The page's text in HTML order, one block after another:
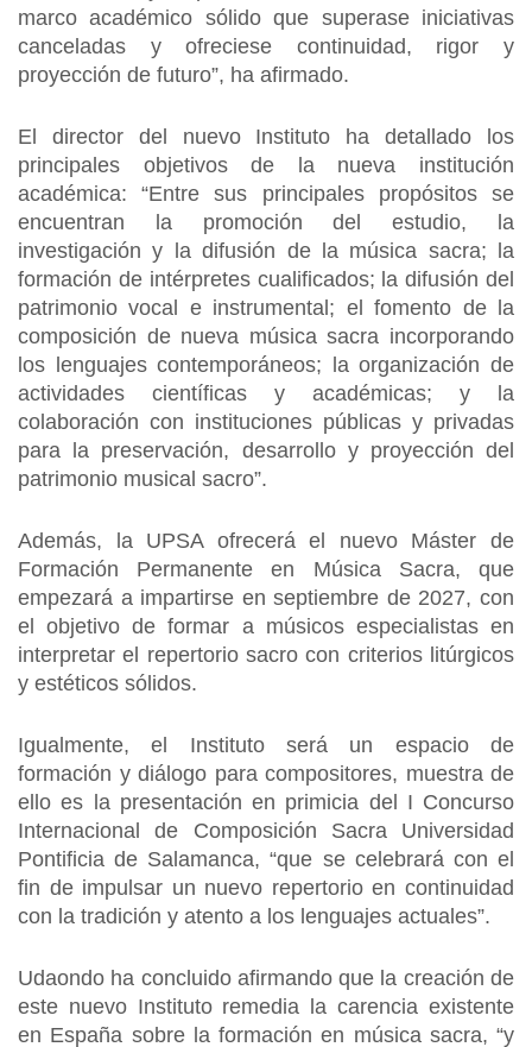
marco académico sólido que superase iniciativas
canceladas y ofreciese continuidad, rigor y
proyección de futuro”, ha afirmado.
El director del nuevo Instituto ha detallado los
principales objetivos de la nueva institución
académica: “Entre sus principales propósitos se
encuentran la promoción del estudio, la
investigación y la difusión de la música sacra; la
formación de intérpretes cualificados; la difusión del
patrimonio vocal e instrumental; el fomento de la
composición de nueva música sacra incorporando
los lenguajes contemporáneos; la organización de
actividades científicas y académicas; y la
colaboración con instituciones públicas y privadas
para la preservación, desarrollo y proyección del
patrimonio musical sacro”.
Además, la UPSA ofrecerá el nuevo Máster de
Formación Permanente en Música Sacra, que
empezará a impartirse en septiembre de 2027, con
el objetivo de formar a músicos especialistas en
interpretar el repertorio sacro con criterios litúrgicos
y estéticos sólidos.
Igualmente, el Instituto será un espacio de
formación y diálogo para compositores, muestra de
ello es la presentación en primicia del I Concurso
Internacional de Composición Sacra Universidad
Pontificia de Salamanca, “que se celebrará con el
fin de impulsar un nuevo repertorio en continuidad
con la tradición y atento a los lenguajes actuales”.
Udaondo ha concluido afirmando que la creación de
este nuevo Instituto remedia la carencia existente
en España sobre la formación en música sacra, “y